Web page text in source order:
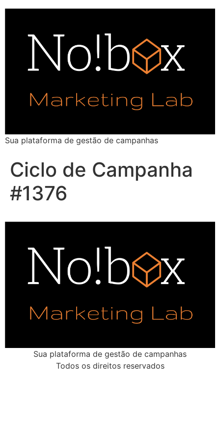
Sua plataforma de gestão de campanhas
Ciclo de Campanha
#1376
Sua plataforma de gestão de campanhas
Todos os direitos reservados